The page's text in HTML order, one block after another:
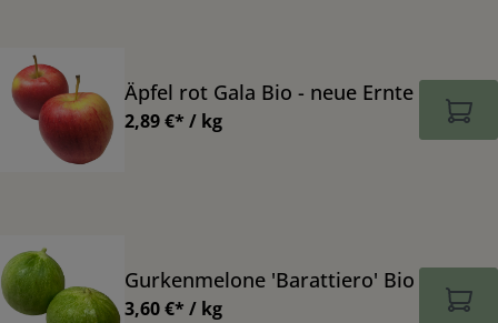
Äpfel rot Gala Bio - neue Ernte
2,89 €* / kg
Gurkenmelone 'Barattiero' Bio
3,60 €* / kg